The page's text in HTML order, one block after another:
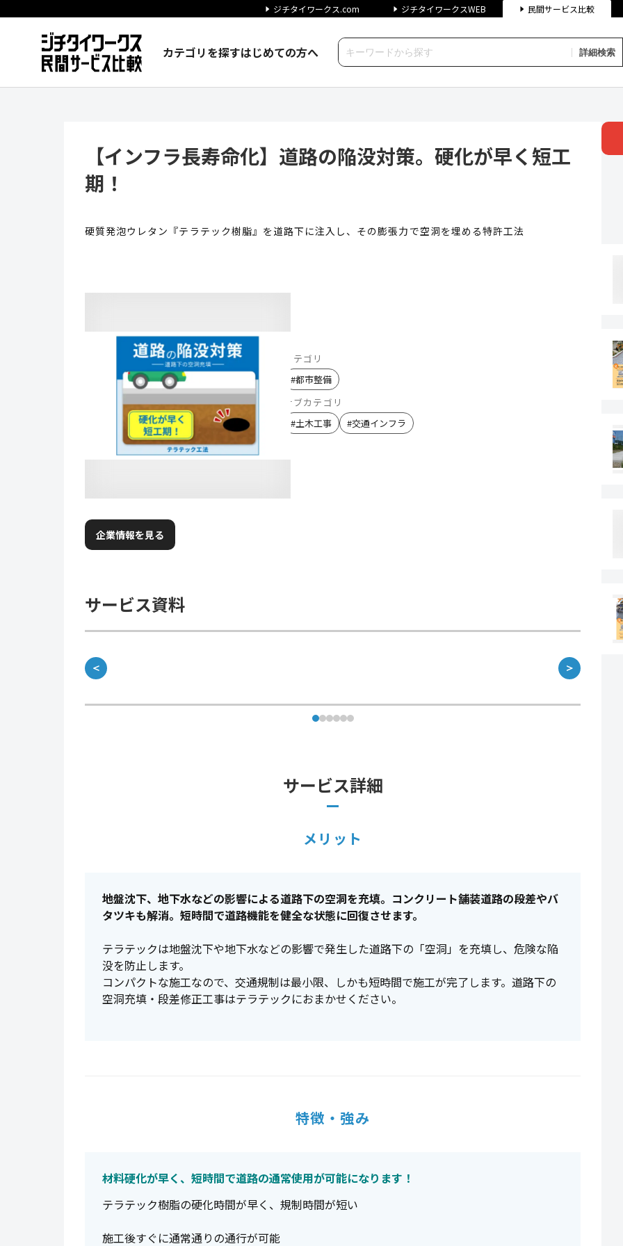
ジチタイワークス.com ジチタイワークスWEB 民間サービス比較
カテゴリを探すはじめての方へ 詳細検索
【インフラ長寿命化】道路の陥没対策。硬化が早く短工
期！
硬質発泡ウレタン『テラテック樹脂』を道路下に注入し、その膨張力で空洞を埋める特許工法
カテゴリ
#都市整備
サブカテゴリ
#土木工事 #交通インフラ
企業情報を見る
サービス資料
＜ ＞
サービス詳細
メリット
地盤沈下、地下水などの影響による道路下の空洞を充填。コンクリート舗装道路の段差やバ
タツキも解消。短時間で道路機能を健全な状態に回復させます。
テラテックは地盤沈下や地下水などの影響で発生した道路下の「空洞」を充填し、危険な陥
没を防止します。
コンパクトな施工なので、交通規制は最小限、しかも短時間で施工が完了します。道路下の
空洞充填・段差修正工事はテラテックにおまかせください。
特徴・強み
材料硬化が早く、短時間で道路の通常使用が可能になります！
テラテック樹脂の硬化時間が早く、規制時間が短い
施工後すぐに通常通りの通行が可能